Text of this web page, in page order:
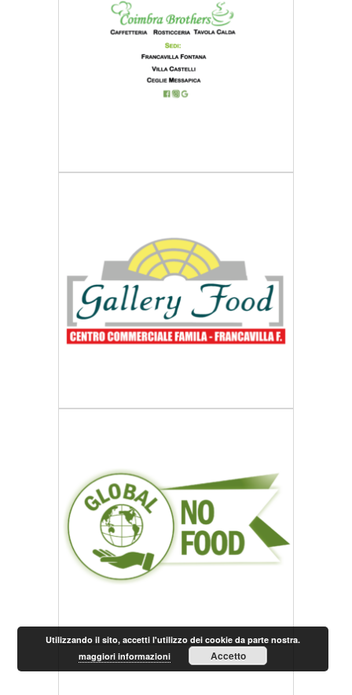
Utilizzando il sito, accetti l'utilizzo dei cookie da parte nostra.
maggiori informazioni
Accetto